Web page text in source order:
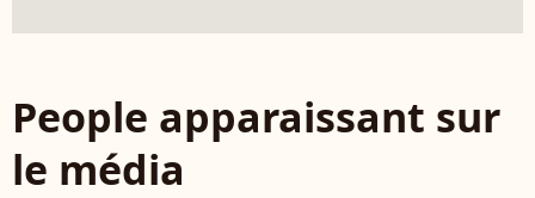
People apparaissant sur
le média